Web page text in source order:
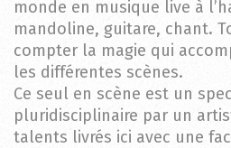
monde en musique live à
mandoline, guitare, chant.
compter la magie qui
les différentes scènes.
Ce seul en scène est un
pluridisciplinaire par un
talents livrés ici avec une